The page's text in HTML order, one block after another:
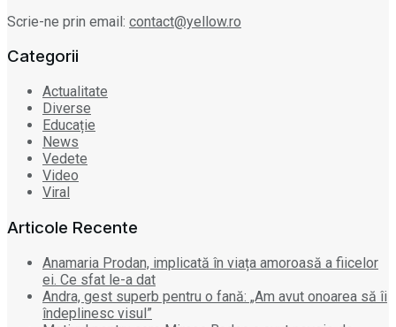
Scrie-ne prin email: contact@yellow.ro
Categorii
Actualitate
Diverse
Educație
News
Vedete
Video
Viral
Articole Recente
Anamaria Prodan, implicată în viața amoroasă a fiicelor
ei. Ce sfat le-a dat
Andra, gest superb pentru o fană: „Am avut onoarea să îi
îndeplinesc visul”